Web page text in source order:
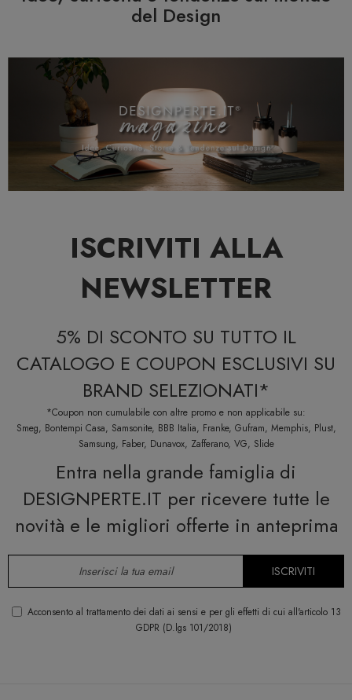
del Design
ISCRIVITI ALLA
NEWSLETTER
5% DI SCONTO SU TUTTO IL
CATALOGO E COUPON ESCLUSIVI SU
BRAND SELEZIONATI*
*Coupon non cumulabile con altre promo e non applicabile su:
Smeg, Bontempi Casa, Samsonite, BBB Italia, Franke, Gufram, Memphis, Plust,
Samsung, Faber, Dunavox, Zafferano, VG, Slide
Entra nella grande famiglia di
DESIGNPERTE.IT per ricevere tutte le
novità e le migliori offerte in anteprima
ISCRIVITI
Acconsento al trattamento dei dati ai sensi e per gli effetti di cui all'articolo 13
GDPR (D.lgs 101/2018)